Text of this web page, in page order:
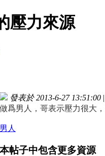
壓力來源
發表於 2013-6-27 13:51:00 |
做爲男人，哥表示壓力很大
男人
本帖子中包含更多資源